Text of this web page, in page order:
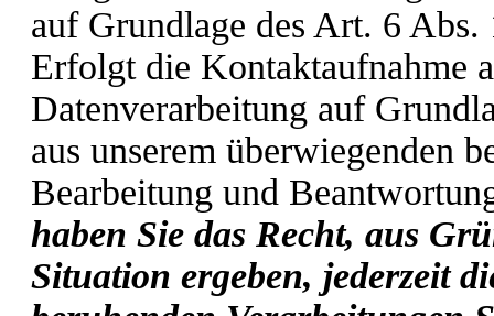
auf Grundlage des Art. 6
Erfolgt die Kontaktaufnahme
Datenverarbeitung auf
aus unserem überwiegenden
Bearbeitung und
haben Sie das Recht, aus
Situation ergeben, jederzeit